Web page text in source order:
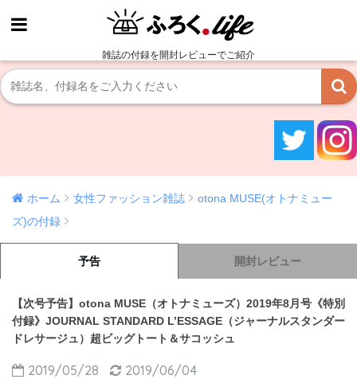
雑誌の付録を開封レビューでご紹介
ホーム 女性ファッション雑誌
otona MUSE(オトナミュー
ズ)の付録
予告 開封レビュー
【次号予告】otona MUSE（オトナミューズ）2019年8月号《特別
付録》JOURNAL STANDARD L’ESSAGE（ジャーナルスタンダー
ドレサージュ）超ビッグトート＆サコッシュ
2019/05/28 2019/06/04